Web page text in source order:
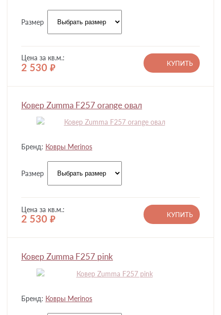
Размер
Цена за кв.м.:
2 530 руб.
КУПИТЬ
Ковер Zumma F257 orange овал
Бренд: Ковры Merinos
Размер
Цена за кв.м.:
2 530 руб.
КУПИТЬ
Ковер Zumma F257 pink
Бренд: Ковры Merinos